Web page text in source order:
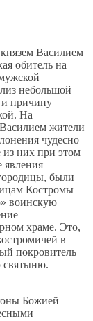
Василием
обитель на
небольшой
и причину
На
жители
чудесно
них при этом
явления
были
Костромы
воинскую
храме. Это,
в
покровитель
святыню.
Божией